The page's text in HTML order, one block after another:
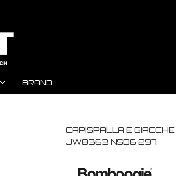
BRAND
CAPISPALLA E
JW8363 NSD6 297